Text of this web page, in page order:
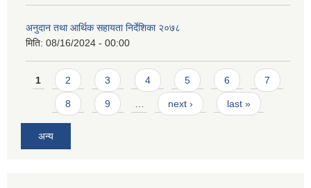
अनुदान तथा आर्थिक सहायता निर्देशिका २०७८
मिति: 08/16/2024 - 00:00
Pages
1 2 3 4 5 6 7
8 9 … next › last »
अन्य